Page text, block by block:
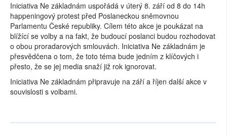
Iniciativa Ne základnám uspořádá v úterý 8. září od 8 do 14h
happeningový protest před Poslaneckou sněmovnou
Parlamentu České republiky. Cílem této akce je poukázat na
blížící se volby a na fakt, že budoucí poslanci budou rozhodovat
o obou proradarových smlouvách. Iniciativa Ne základnám je
přesvědčena o tom, že toto téma bude jedním z klíčových i
přesto, že se jej media snaží již rok ignorovat.
Iniciativa Ne základnám připravuje na září a říjen další akce v
souvislosti s volbami.